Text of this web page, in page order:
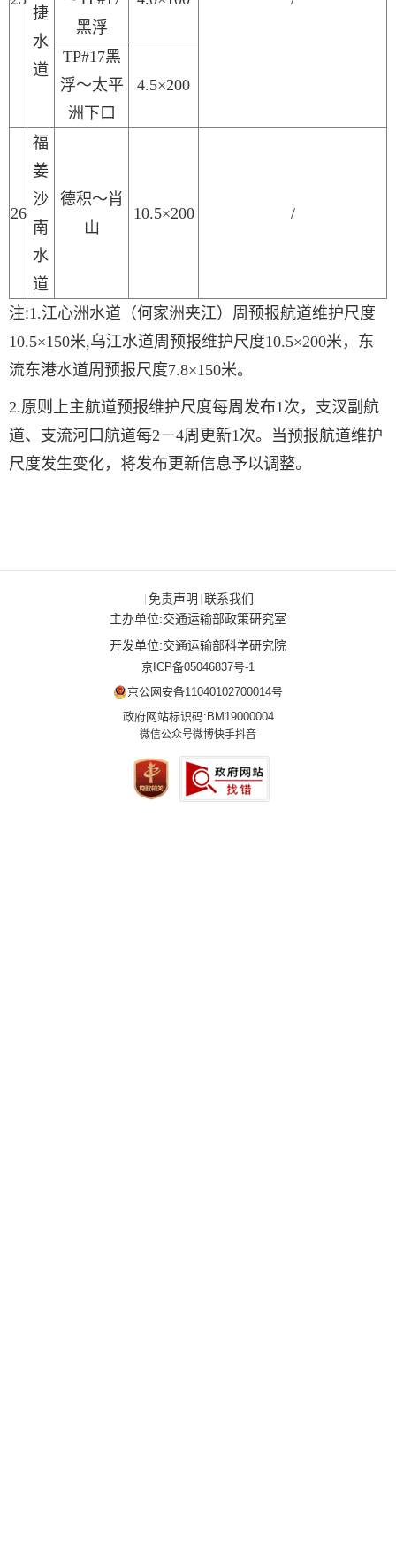
捷
水
道
黑浮
TP#17黑
浮～太平
洲下口
4.5×200
26
福
姜
沙
南
水
道
德积～ 肖
山
10.5×200 /
注:1.江心洲水道（何家洲夹江）周预报航道维护尺度
10.5×150米,乌江水道周预报维护尺度10.5×200米，东
流东港水道周预报尺度7.8×150米。
2.原则上主航道预报维护尺度每周发布1次，支汊副航
道、支流河口航道每2－4周更新1次。当预报航道维护
尺度发生变化，将发布更新信息予以调整。
| 免责声明 | 联系我们
主办单位:交通运输部政策研究室
开发单位:交通运输部科学研究院
京ICP备05046837号-1
京公网安备11040102700014号
政府网站标识码:BM19000004
微信公众号微博快手抖音